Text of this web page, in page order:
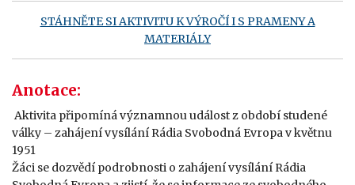
STÁHNĚTE SI AKTIVITU K VÝROČÍ I S PRAMENY A
MATERIÁLY
Anotace:
Aktivita připomíná významnou událost z období studené
války – zahájení vysílání Rádia Svobodná Evropa v květnu
1951
Žáci se dozvědí podrobnosti o zahájení vysílání Rádia